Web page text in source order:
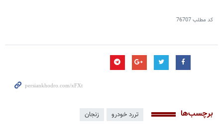
کد مطلب76707
برچسب‌ها تررد خودرو زنجان